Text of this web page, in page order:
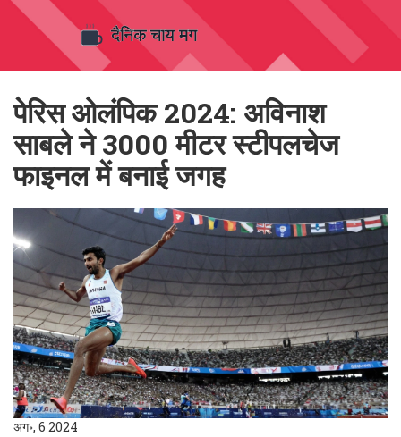
पेरिस ओलंपिक 2024: अविनाश
साबले ने 3000 मीटर स्टीपलचेज
फाइनल में बनाई जगह
अग॰, 6 2024